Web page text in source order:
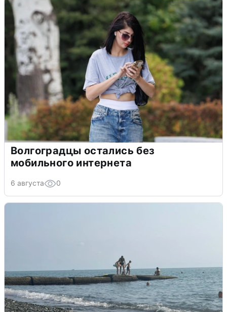
Волгоградцы остались без
мобильного интернета
6 августа 0